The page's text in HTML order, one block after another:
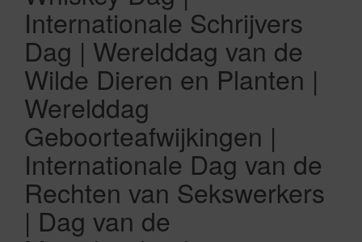
Internationale Schrijvers
Dag | Werelddag van de
Wilde Dieren en Planten |
Werelddag
Geboorteafwijkingen |
Internationale Dag van de
Rechten van Sekswerkers
| Dag van de